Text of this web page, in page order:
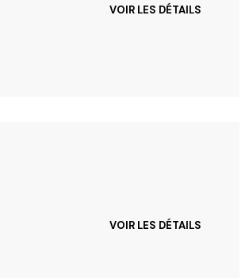
VOIR LES DÉTAILS
VOIR LES DÉTAILS